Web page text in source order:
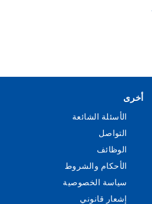
Footer
Menu
أخرى
الأسئلة الشائعة
التواصل
الوظائف
الأحكام والشروط
سياسة الخصوصية
إشعار قانوني